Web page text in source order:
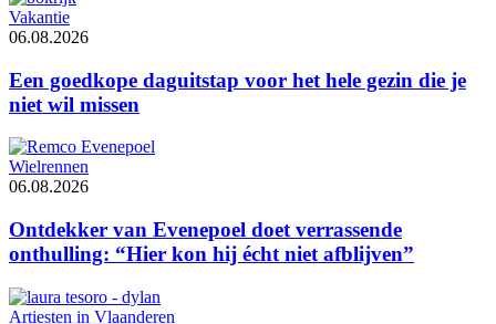
Vakantie
06.08.2026
Een goedkope daguitstap voor het hele gezin die je
niet wil missen
Wielrennen
06.08.2026
Ontdekker van Evenepoel doet verrassende
onthulling: “Hier kon hij écht niet afblijven”
Artiesten in Vlaanderen